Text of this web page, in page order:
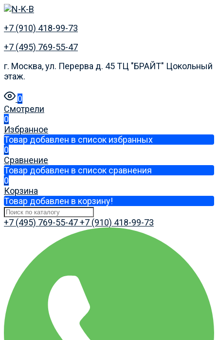
+7 (910) 418-99-73
+7 (495) 769-55-47
г. Москва, ул. Перерва д. 45 ТЦ "БРАЙТ" Цокольный
этаж.
0
Смотрели
0
Избранное
Товар добавлен в список избранных
0
Сравнение
Товар добавлен в список сравнения
0
Корзина
Товар добавлен в корзину!
+7 (495) 769-55-47+7 (910) 418-99-73